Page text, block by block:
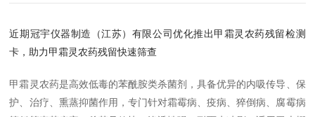
近期冠宇仪器制造（江苏）有限公司优化推出甲霜灵农药残留检测
卡，助力甲霜灵农药残留快速筛查
甲霜灵农药是高效低毒的苯酰胺类杀菌剂，具备优异的内吸传导、保
护、治疗、熏蒸抑菌作用，专门针对霜霉病、疫病、猝倒病、腐霉病